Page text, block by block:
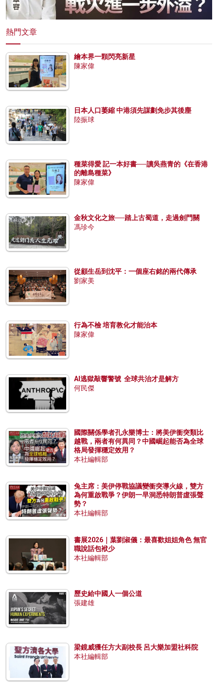
熱門文章
繪本界一顆閃亮新星
陳家偉
日本人口萎縮 中港須先謀劃免步其後塵
陸振球
種菜得愛 記一本好書──讀吳燕青的《在香港
的離島種菜》
陳家偉
金秋文化之旅──踏上古蜀道，走過劍門關
馮珍今
從顧生岳到沈平：一個座右銘的兩代傳承
劉家美
行為不檢 培育教化才能治本
陳家偉
AI逃獄敲響警號 全球共治才是解方
何民傑
國際關係學者孔永樂博士：將美伊衝突類比
越戰，兩者有何異同？中國崛起能否為全球
格局發揮穩定效用？
本社編輯部
兔主席：美伊停戰協議變衝突導火線，雙方
為何重啟戰爭？伊朗一早洞悉特朗普虛張聲
勢？
本社編輯部
書展2026｜葉劉淑儀：最喜歡姐姐角色 無官
職說話包袱少
本社編輯部
歷史給中國人一個公道
張建雄
梁鏡威獲任方大副校長 呂大樂加盟社科院
本社編輯部